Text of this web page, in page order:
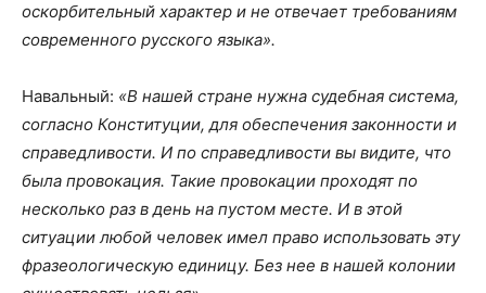
оскорбительный характер и не отвечает требованиям
современного русского языка».
Навальный: «В нашей стране нужна судебная система,
согласно Конституции, для обеспечения законности и
справедливости. И по справедливости вы видите, что
была провокация. Такие провокации проходят по
несколько раз в день на пустом месте. И в этой
ситуации любой человек имел право использовать эту
фразеологическую единицу. Без нее в нашей колонии